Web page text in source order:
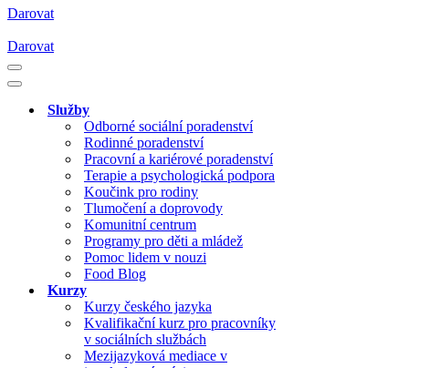
Darovat
Darovat
Navigační
menu
Navigační
Služby
Odborné sociální poradenství
Rodinné poradenství
Pracovní a kariérové poradenství
Terapie a psychologická podpora
Koučink pro rodiny
Tlumočení a doprovody
Komunitní centrum
Programy pro děti a mládež
Pomoc lidem v nouzi
Food Blog
Kurzy
Kurzy českého jazyka
Kvalifikační kurz pro pracovníky
v sociálních službách
Mezijazyková mediace v